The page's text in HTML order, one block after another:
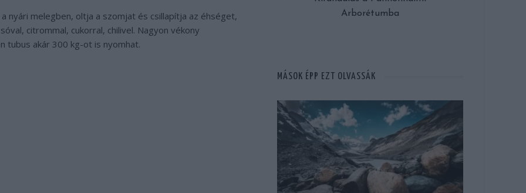
nyári melegben, oltja a szomjat és csillapítja az éhséget,
citrommal, cukorral, chilivel. Nagyon vékony
tubus akár 300 kg-ot is nyomhat.
Arborétumba
MÁSOK ÉPP EZT OLVASSÁK